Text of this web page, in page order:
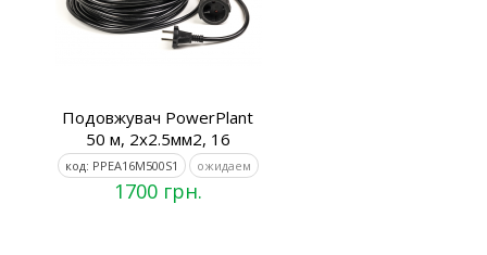
Подовжувач PowerPlant
50 м, 2x2.5мм2, 16
код: PPEA16M500S1 ожидаем
1700 грн.